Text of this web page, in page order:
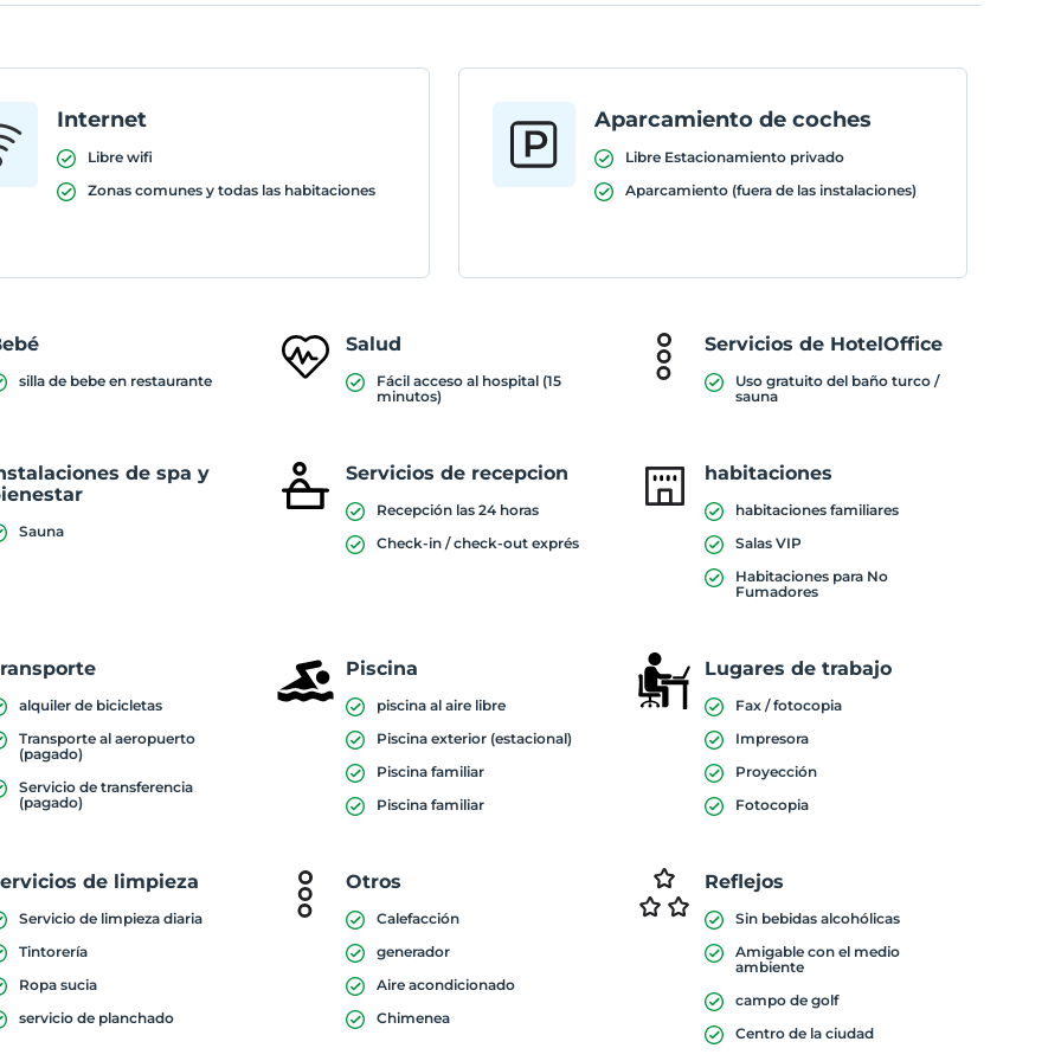
Internet
Libre wifi
Zonas comunes y todas las habitaciones
Aparcamiento de coches
Libre Estacionamiento privado
Aparcamiento (fuera de las instalaciones)
silla de bebe en restaurante
Salud
Fácil acceso al hospital (15
minutos)
Servicios de HotelOffice
Uso gratuito del baño turco /
sauna
de spa y
Sauna
Servicios de recepcion
Recepción las 24 horas
Check-in / check-out exprés
habitaciones
habitaciones familiares
Salas VIP
Habitaciones para No
Fumadores
alquiler de bicicletas
Transporte al aeropuerto
(pagado)
Servicio de transferencia
(pagado)
Piscina
piscina al aire libre
Piscina exterior (estacional)
Piscina familiar
Piscina familiar
Lugares de trabajo
Fax / fotocopia
Impresora
Proyección
Fotocopia
de limpieza
Servicio de limpieza diaria
Tintorería
Ropa sucia
servicio de planchado
Otros
Calefacción
generador
Aire acondicionado
Chimenea
Reflejos
Sin bebidas alcohólicas
Amigable con el medio
ambiente
campo de golf
Centro de la ciudad